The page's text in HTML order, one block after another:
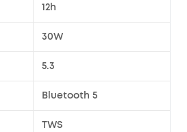
12h
30W
5.3
Bluetooth 5
TWS